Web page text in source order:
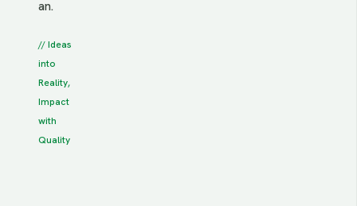
an.
// Ideas
into
Reality,
Impact
with
Quality